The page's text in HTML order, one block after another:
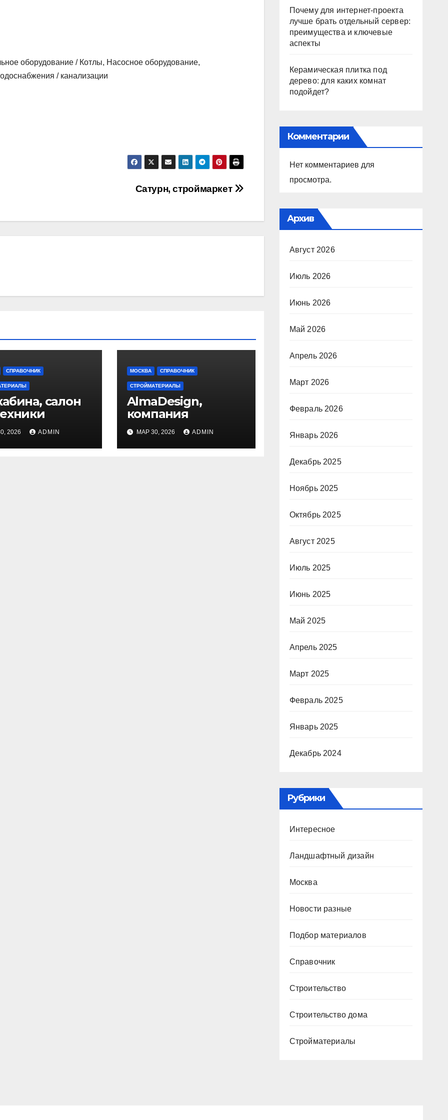
оборудование / Котлы, Насосное оборудование,
/ канализации
Сатурн, строймаркет
СПРАВОЧНИК
салон
2026 ADMIN
МОСКВА СПРАВОЧНИК
СТРОЙМАТЕРИАЛЫ
AlmaDesign,
компания
МАР 30, 2026 ADMIN
Почему для интернет-проекта
лучше брать отдельный сервер:
преимущества и ключевые
аспекты
Керамическая плитка под
дерево: для каких комнат
подойдет?
Комментарии
Нет комментариев для
просмотра.
Архив
Август 2026
Июль 2026
Июнь 2026
Май 2026
Апрель 2026
Март 2026
Февраль 2026
Январь 2026
Декабрь 2025
Ноябрь 2025
Октябрь 2025
Август 2025
Июль 2025
Июнь 2025
Май 2025
Апрель 2025
Март 2025
Февраль 2025
Январь 2025
Декабрь 2024
Рубрики
Интересное
Ландшафтный дизайн
Москва
Новости разные
Подбор материалов
Справочник
Строительство
Строительство дома
Стройматериалы